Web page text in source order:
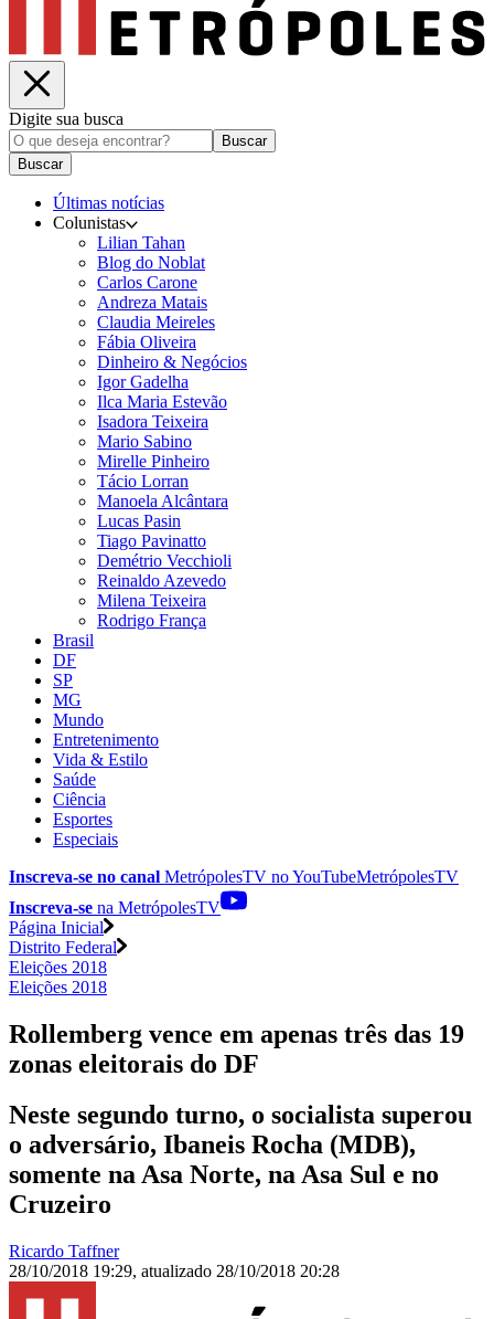
Digite sua busca
Buscar
Buscar
Últimas notícias
Colunistas
Lilian Tahan
Blog do Noblat
Carlos Carone
Andreza Matais
Claudia Meireles
Fábia Oliveira
Dinheiro & Negócios
Igor Gadelha
Ilca Maria Estevão
Isadora Teixeira
Mario Sabino
Mirelle Pinheiro
Tácio Lorran
Manoela Alcântara
Lucas Pasin
Tiago Pavinatto
Demétrio Vecchioli
Reinaldo Azevedo
Milena Teixeira
Rodrigo França
Brasil
DF
SP
MG
Mundo
Entretenimento
Vida & Estilo
Saúde
Ciência
Esportes
Especiais
Inscreva-se no canal MetrópolesTV noYouTubeMetrópolesTV
Inscreva-se na MetrópolesTV
Página Inicial
Distrito Federal
Eleições 2018
Eleições 2018
Rollemberg vence em apenas três das 19
zonas eleitorais do DF
Neste segundo turno, o socialista superou
o adversário, Ibaneis Rocha (MDB),
somente na Asa Norte, na Asa Sul e no
Cruzeiro
Ricardo Taffner
28/10/2018 19:29, atualizado 28/10/2018 20:28